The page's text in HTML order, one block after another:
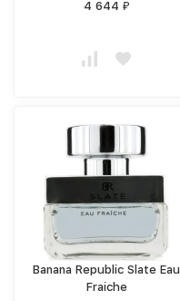
4 644 ₽
Banana Republic Slate Eau
Fraiche